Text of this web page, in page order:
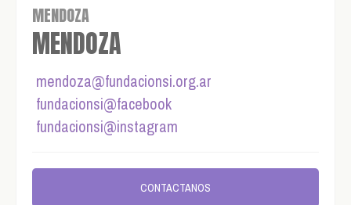
MENDOZA
MENDOZA
mendoza@fundacionsi.org.ar
fundacionsi@facebook
fundacionsi@instagram
CONTACTANOS